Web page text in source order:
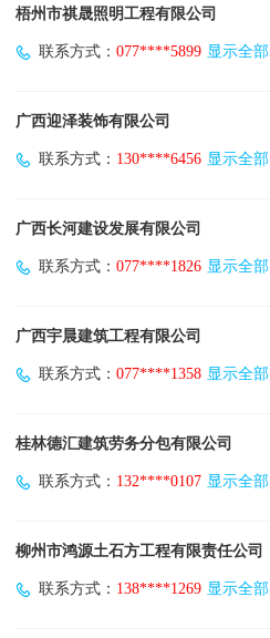
梧州市祺晟照明工程有限公司
联系方式： 077****5899 显示全部
广西迎泽装饰有限公司
联系方式： 130****6456 显示全部
广西长河建设发展有限公司
联系方式： 077****1826 显示全部
广西宇晨建筑工程有限公司
联系方式： 077****1358 显示全部
桂林德汇建筑劳务分包有限公司
联系方式： 132****0107 显示全部
柳州市鸿源土石方工程有限责任公司
联系方式： 138****1269 显示全部